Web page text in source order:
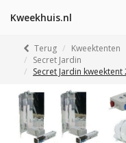
Kweekhuis.nl
Terug Kweektenten
Secret Jardin
Secret Jardin